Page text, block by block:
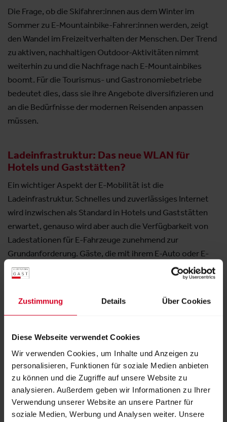
Zustimmung Details Über Cookies
Diese Webseite verwendet Cookies
Wir verwenden Cookies, um Inhalte und Anzeigen zu
personalisieren, Funktionen für soziale Medien anbieten
zu können und die Zugriffe auf unsere Website zu
analysieren. Außerdem geben wir Informationen zu Ihrer
Verwendung unserer Website an unsere Partner für
soziale Medien, Werbung und Analysen weiter. Unsere
Die Frage, ob die Skifahrer:innen aus dem Winter im
Sommer zu E-Mountainbike-Fahrer:innen werden, zeigt
den Wandel im Freizeitverhalten der Menschen. Der Trend
zu aktiven, nachhaltigen Outdoor-Aktivitäten nimmt
weiterhin zu und die Nachfrage nach E-Mountainbikes
boomt. Für die Tourismus- und Gastronomiebetriebe
bedeutet dies, dass sie ihre Angebote diversifizieren und
an die Bedürfnisse der modernen Reisenden anpassen
müssen.
Ladeinfrastruktur: Das neue WLAN für
Hotels und Gaststätten?
Ein wichtiger Aspekt der E-Mobilität ist die
Ladeinfrastruktur. Schnelles und zuverlässiges Internet
wird inzwischen als Standard in Hotels und Gaststätten
erwartet, genauso wird aber auch die Verfügbarkeit von
Ladestationen für E-Fahrzeuge zunehmend zur
Grundanforderung. Gäste, die mit ihrem E-Auto oder E-
Bike unterwegs sind, wollen ihre Fahrzeuge bequem und
schnell laden können. Für Gastronomie- und
Hotelbetreibende bedeutet diese Nachfrage eine
wichtige Entscheidung und auch Investition in die
Die "E-Mobility Welt" auf der „Alles für den
Gast“: Ein umfassender Blick auf die E-
Mobilität
Die heuer erstmalig auf der Messe stattfindende "E-
Mobility Welt" bietet einen umfassenden Überblick über